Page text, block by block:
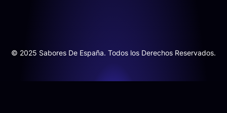
© 2025 Sabores De España. Todos los Derechos Reservados.